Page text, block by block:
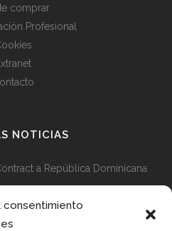
consentimiento
comprar
Profesional
NOTICIAS
a República Dominicana
y Colombia + Visita Feria
Medellín 2024